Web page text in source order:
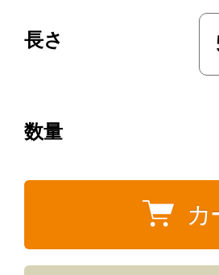
長さ
数量